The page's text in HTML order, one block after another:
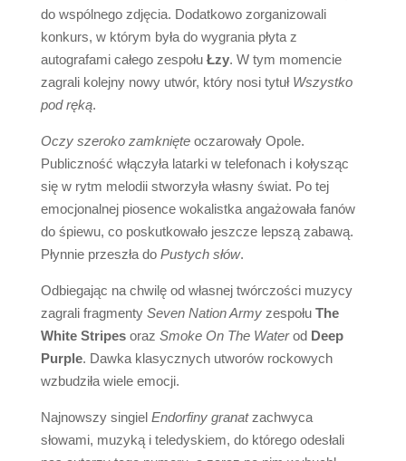
do wspólnego zdjęcia. Dodatkowo zorganizowali
konkurs, w którym była do wygrania płyta z
autografami całego zespołu Łzy. W tym momencie
zagrali kolejny nowy utwór, który nosi tytuł Wszystko
pod ręką.
Oczy szeroko zamknięteoczarowały Opole.
Publiczność włączyła latarki w telefonach i kołysząc
się w rytm melodii stworzyła własny świat. Po tej
emocjonalnej piosence wokalistka angażowała fanów
do śpiewu, co poskutkowało jeszcze lepszą zabawą.
Płynnie przeszła do Pustych słów.
Odbiegając na chwilę od własnej twórczości muzycy
zagrali fragmenty Seven Nation Armyzespołu The
White Stripesoraz Smoke On The Waterod Deep
Purple. Dawka klasycznych utworów rockowych
wzbudziła wiele emocji.
Najnowszy singiel Endorfiny granatzachwyca
słowami, muzyką i teledyskiem, do którego odesłali